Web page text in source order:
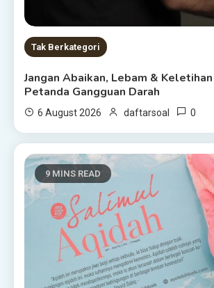
Tak Berkategori
Jangan Abaikan, Lebam &
Petanda Gangguan Darah
6 August 2026 daftarsoal 0
9 MINS READ